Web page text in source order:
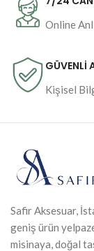
Online
GÜVENLİ
Kişisel
Safir Aksesuar,
geniş ürün
misinaya, doğal